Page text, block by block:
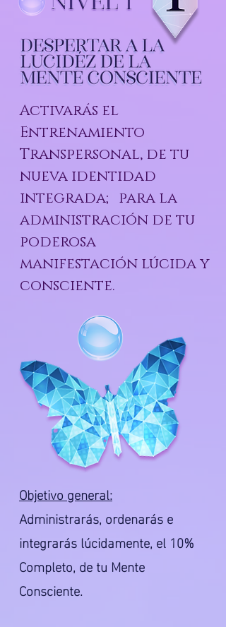
Activarás el
Entrenamiento
Transpersonal, de tu
nueva identidad
integrada; para la
administración de tu
poderosa
manifestación lúcida y
consciente.
Objetivo general:
Administrarás, ordenarás e
integrarás lúcidamente, el 10%
Completo, de tu Mente
Consciente.